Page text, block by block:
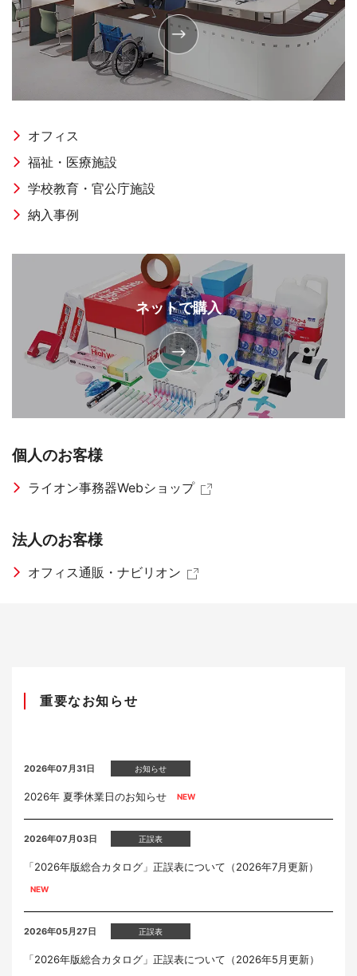
オフィス
福祉・医療施設
学校教育・官公庁施設
納入事例
個人のお客様
ライオン事務器Webショップ
法人のお客様
オフィス通販・ナビリオン
ネットで購入
重要なお知らせ
2026年07月31日 お知らせ
2026年 夏季休業日のお知らせ
2026年07月03日 正誤表
「2026年版総合カタログ」正誤表について（2026年7月更新）
2026年05月27日 正誤表
「2026年版総合カタログ」正誤表について（2026年5月更新）